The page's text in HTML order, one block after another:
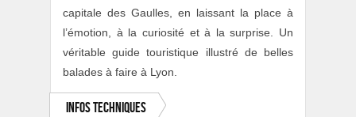
capitale des Gaulles, en laissant la place à
l’émotion, à la curiosité et à la surprise. Un
véritable guide touristique illustré de belles
balades à faire à Lyon.
Infos techniques